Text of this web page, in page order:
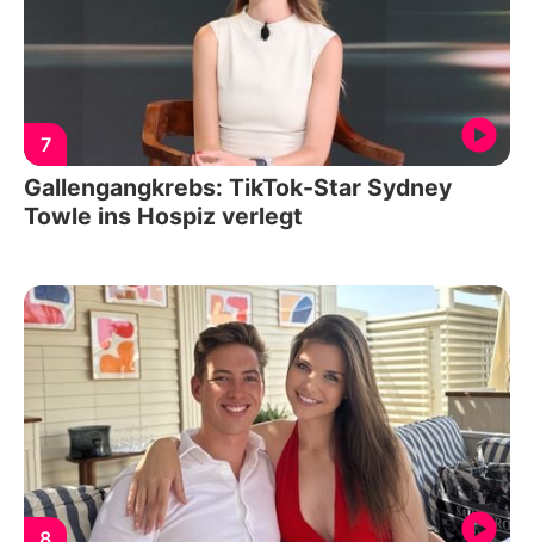
7
Gallengangkrebs: TikTok-Star Sydney
Towle ins Hospiz verlegt